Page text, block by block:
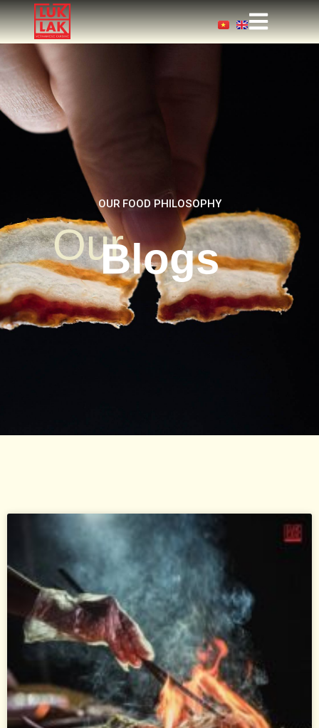
OUR FOOD PHILOSOPHY
OurBlogs